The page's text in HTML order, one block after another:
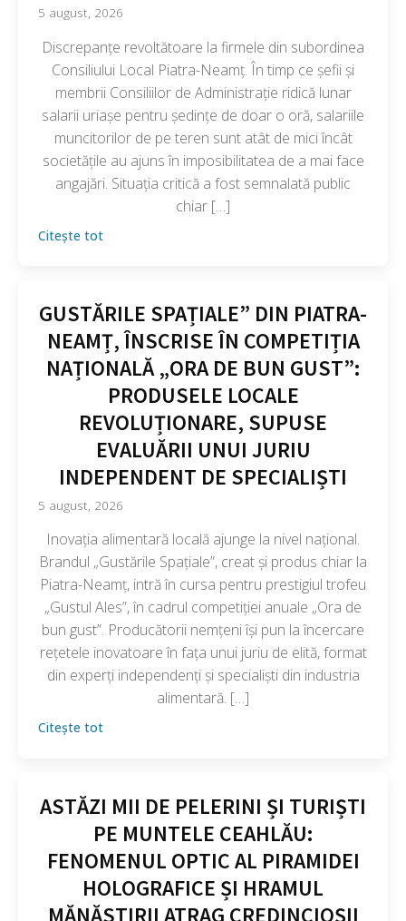
5 august, 2026
Discrepanțe revoltătoare la firmele din subordinea
Consiliului Local Piatra-Neamț. În timp ce șefii și
membrii Consiliilor de Administrație ridică lunar
salarii uriașe pentru ședințe de doar o oră, salariile
muncitorilor de pe teren sunt atât de mici încât
societățile au ajuns în imposibilitatea de a mai face
angajări. Situația critică a fost semnalată public
chiar […]
Citește tot
GUSTĂRILE SPAȚIALE” DIN PIATRA-
NEAMȚ, ÎNSCRISE ÎN COMPETIȚIA
NAȚIONALĂ „ORA DE BUN GUST”:
PRODUSELE LOCALE
REVOLUȚIONARE, SUPUSE
EVALUĂRII UNUI JURIU
INDEPENDENT DE SPECIALIȘTI
5 august, 2026
Inovația alimentară locală ajunge la nivel național.
Brandul „Gustările Spațiale”, creat și produs chiar la
Piatra-Neamț, intră în cursa pentru prestigiul trofeu
„Gustul Ales”, în cadrul competiției anuale „Ora de
bun gust”. Producătorii nemțeni își pun la încercare
rețetele inovatoare în fața unui juriu de elită, format
din experți independenți și specialiști din industria
alimentară. […]
Citește tot
ASTĂZI MII DE PELERINI ȘI TURIȘTI
PE MUNTELE CEAHLĂU:
FENOMENUL OPTIC AL PIRAMIDEI
HOLOGRAFICE ȘI HRAMUL
MĂNĂSTIRII ATRAG CREDINCIOȘII